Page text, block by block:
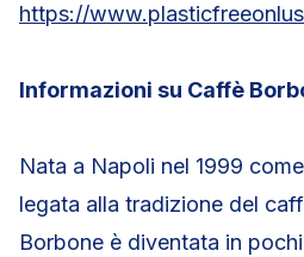
https://
Informazioni su Caffè
Nata a Napoli nel 1999
legata alla tradizione del
Borbone è diventata in